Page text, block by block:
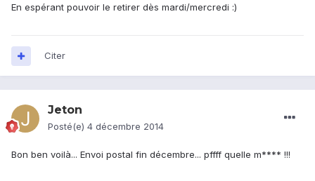
En espérant pouvoir le retirer dès mardi/mercredi :)
Citer
Jeton
Posté(e) 4 décembre 2014
Bon ben voilà... Envoi postal fin décembre... pffff quelle m**** !!!